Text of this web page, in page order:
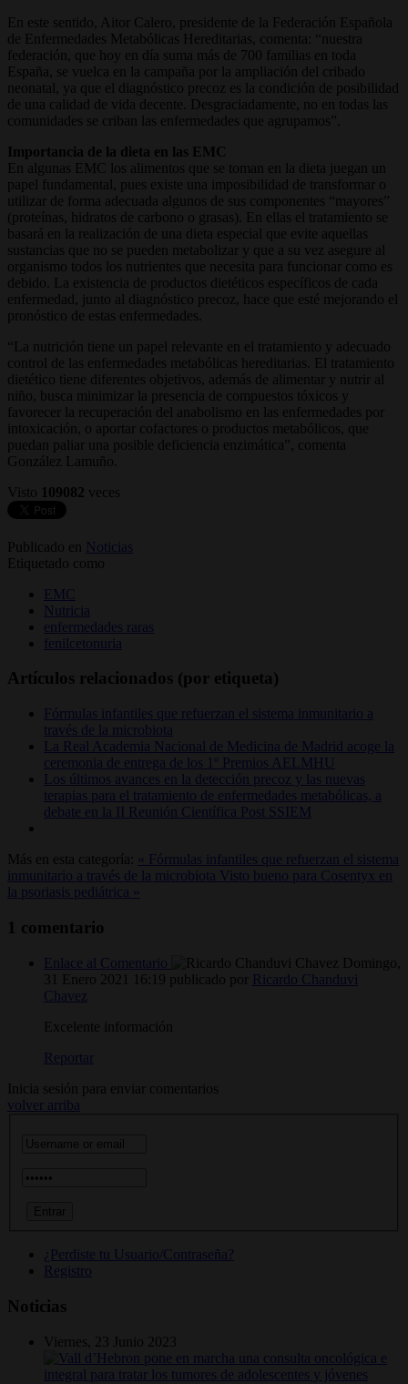
En este sentido, Aitor Calero, presidente de la Federación Española
de Enfermedades Metabólicas Hereditarias, comenta: “nuestra
federación, que hoy en día suma más de 700 familias en toda
España, se vuelca en la campaña por la ampliación del cribado
neonatal, ya que el diagnóstico precoz es la condición de posibilidad
de una calidad de vida decente. Desgraciadamente, no en todas las
comunidades se criban las enfermedades que agrupamos”.
Importancia de la dieta en las EMC
En algunas EMC los alimentos que se toman en la dieta juegan un
papel fundamental, pues existe una imposibilidad de transformar o
utilizar de forma adecuada algunos de sus componentes “mayores”
(proteínas, hidratos de carbono o grasas). En ellas el tratamiento se
basará en la realización de una dieta especial que evite aquellas
sustancias que no se pueden metabolizar y que a su vez asegure al
organismo todos los nutrientes que necesita para funcionar como es
debido. La existencia de productos dietéticos específicos de cada
enfermedad, junto al diagnóstico precoz, hace que esté mejorando el
pronóstico de estas enfermedades.
“La nutrición tiene un papel relevante en el tratamiento y adecuado
control de las enfermedades metabólicas hereditarias. El tratamiento
dietético tiene diferentes objetivos, además de alimentar y nutrir al
niño, busca minimizar la presencia de compuestos tóxicos y
favorecer la recuperación del anabolismo en las enfermedades por
intoxicación, o aportar cofactores o productos metabólicos, que
puedan paliar una posible deficiencia enzimática”, comenta
González Lamuño.
Visto 109082 veces
Publicado en
Noticias
Etiquetado como
EMC
Nutricia
enfermedades raras
fenilcetonuria
Artículos relacionados (por etiqueta)
Fórmulas infantiles que refuerzan el sistema inmunitario a
través de la microbiota
La Real Academia Nacional de Medicina de Madrid acoge la
ceremonia de entrega de los 1º Premios AELMHU
Los últimos avances en la detección precoz y las nuevas
terapias para el tratamiento de enfermedades metabólicas, a
debate en la II Reunión Científica Post SSIEM
Más en esta categoría: « Fórmulas infantiles que refuerzan el sistema
inmunitario a través de la microbiota Visto bueno para Cosentyx en
la psoriasis pediátrica »
1 comentario
Enlace al Comentario
Domingo,
31 Enero 2021 16:19 publicado por
Ricardo Chanduvi
Chavez
Excelente información
Reportar
Inicia sesión para enviar comentarios
volver arriba
¿Perdiste tu Usuario/Contraseña?
Registro
Noticias
Viernes, 23 Junio 2023